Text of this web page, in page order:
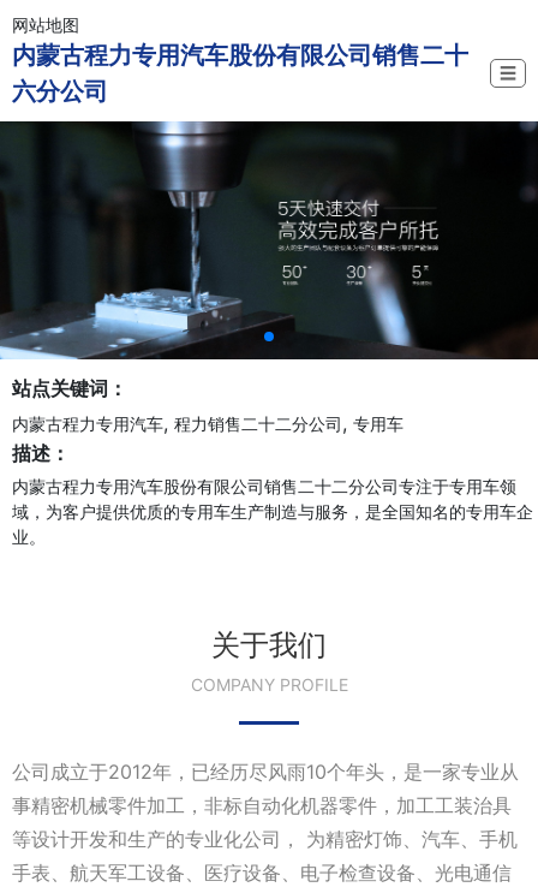
网站地图
内蒙古程力专用汽车股份有限公司销售二十
六分公司
☰
站点关键词：
内蒙古程力专用汽车, 程力销售二十二分公司, 专用车
描述：
内蒙古程力专用汽车股份有限公司销售二十二分公司专注于专用车领
域，为客户提供优质的专用车生产制造与服务，是全国知名的专用车企
业。
关于我们
COMPANY PROFILE
公司成立于2012年，已经历尽风雨10个年头，是一家专业从
事精密机械零件加工，非标自动化机器零件，加工工装治具
等设计开发和生产的专业化公司， 为精密灯饰、汽车、手机
手表、航天军工设备、医疗设备、电子检查设备、光电通信